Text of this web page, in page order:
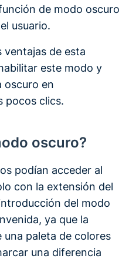
de modo oscuro
usuario.
ventajas de esta
este modo y
oscuro en
pocos clics.
oscuro?
podían acceder al
con la extensión del
del modo
ya que la
una paleta de colores
una diferencia